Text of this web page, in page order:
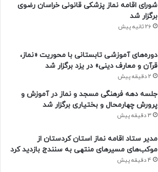
شورای اقامه نماز پزشکی قانونی خراسان رضوی
برگزار شد
26 ثانیه پیش
دوره‌های آموزشی تابستانی با محوریت «نماز،
قرآن و معارف دینی» در یزد برگزار شد
2 دقیقه پیش
جلسه دهه فرهنگی مسجد و نماز در آموزش و
پرورش چهارمحال و بختیاری برگزار شد
3 دقیقه پیش
مدیر ستاد اقامه نماز استان کردستان از
موکب‌های مسیرهای منتهی به سنندج بازدید کرد
4 دقیقه پیش